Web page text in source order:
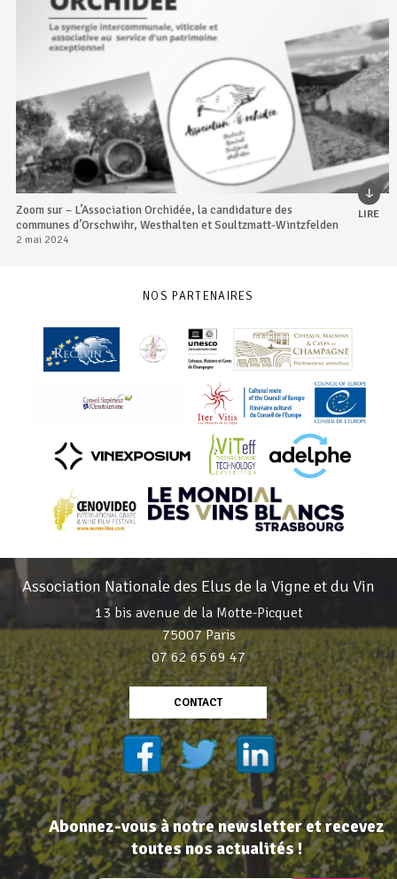
Zoom sur – L’Association Orchidée, la candidature des
communes d’Orschwihr, Westhalten et Soultzmatt-Wintzfelden
2 mai 2024
LIRE
NOS PARTENAIRES
Association Nationale des Elus de la Vigne et du Vin
13 bis avenue de la Motte-Picquet
75007 Paris
07 62 65 69 47
CONTACT
Abonnez-vous à notre newsletter et recevez
toutes nos actualités !